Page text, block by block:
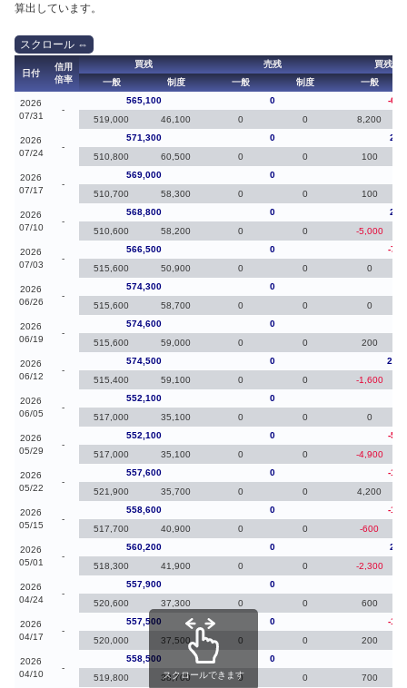
算出しています。
日付
信用
倍率
買残 売残
買残（
一般
制度 一般 制度 一般
2026
07/31
-
565,100 0
-
519,000
46,100 0 0 8,200
2026
07/24
-
571,300 0
510,800
60,500 0 0 100
2026
07/17
-
569,000 0
510,700
58,300 0 0 100
2026
07/10
-
568,800 0
510,600
58,200 0 0 -5,000
2026
07/03
-
566,500 0
-
515,600
50,900 0 0 0
2026
06/26
-
574,300 0
515,600
58,700 0 0 0
2026
06/19
-
574,600 0
515,600
59,000 0 0 200
2026
06/12
-
574,500 0
515,400
59,100 0 0 -1,600
2026
06/05
-
552,100 0
517,000
35,100 0 0 0
2026
05/29
-
552,100 0
-
517,000
35,100 0 0 -4,900
2026
05/22
-
557,600 0
-
521,900
35,700 0 0 4,200
2026
05/15
-
558,600 0
-
517,700
40,900 0 0 -600
2026
05/01
-
560,200 0
518,300
41,900 0 0 -2,300
2026
04/24
-
557,900 0
520,600
37,300 0 0 600
2026
04/17
-
557,500 0
-
520,000
37,500 0 0 200
2026
04/10
-
558,500 0
519,800
38,700 0 0 700
スクロールできます